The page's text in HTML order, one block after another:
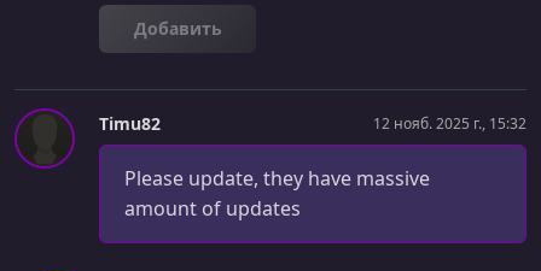
Добавить
Timu82 12 нояб. 2025 г., 15:32
Please update, they have massive
amount of updates